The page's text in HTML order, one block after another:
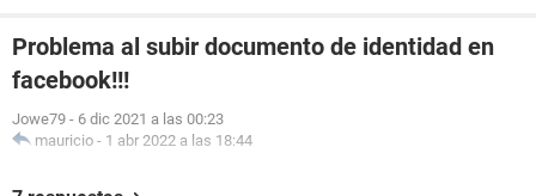
Problema al subir documento de identidad en
facebook!!!
Jowe79 - 6 dic 2021 a las 00:23
mauricio - 1 abr 2022 a las 18:44